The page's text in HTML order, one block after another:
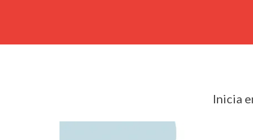
Inicia